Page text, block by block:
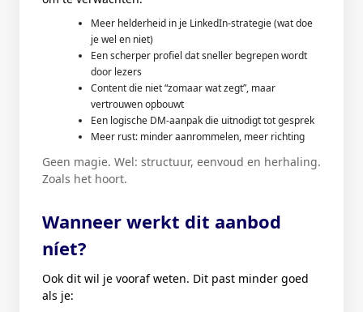
Meer helderheid in je LinkedIn-strategie (wat doe
je wel en niet)
Een scherper profiel dat sneller begrepen wordt
door lezers
Content die niet “zomaar wat zegt”, maar
vertrouwen opbouwt
Een logische DM-aanpak die uitnodigt tot gesprek
Meer rust: minder aanrommelen, meer richting
Geen magie. Wel: structuur, eenvoud en herhaling.
Zoals het hoort.
Wanneer werkt dit aanbod
níet?
Ook dit wil je vooraf weten. Dit past minder goed
als je: